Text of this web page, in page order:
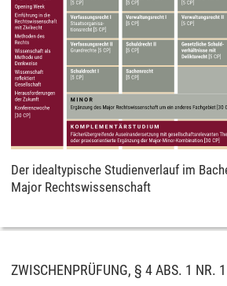
Der idealtypische Studienverlauf im
Major Rechtswissenschaft
ZWISCHENPRÜFUNG, § 4 ABS. 1 NR.